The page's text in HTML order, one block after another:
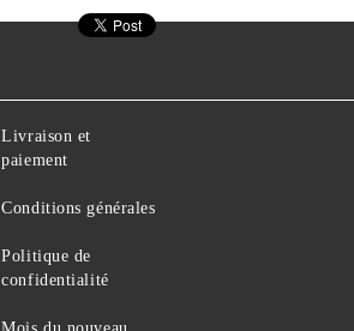
Livraison et
paiement
Conditions générales
Politique de
confidentialité